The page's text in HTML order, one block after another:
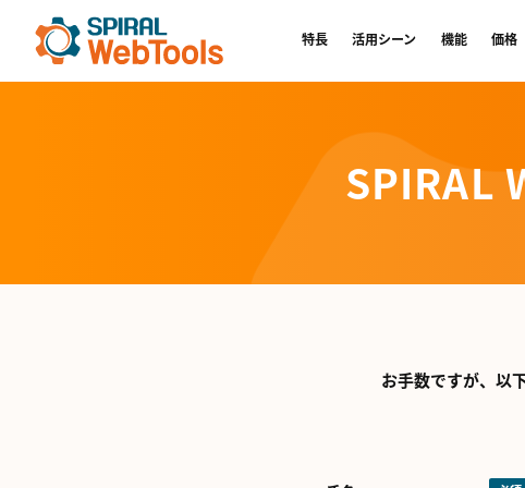
特長 活用シーン 機能 価格
SPIRAL
お手数ですが、以